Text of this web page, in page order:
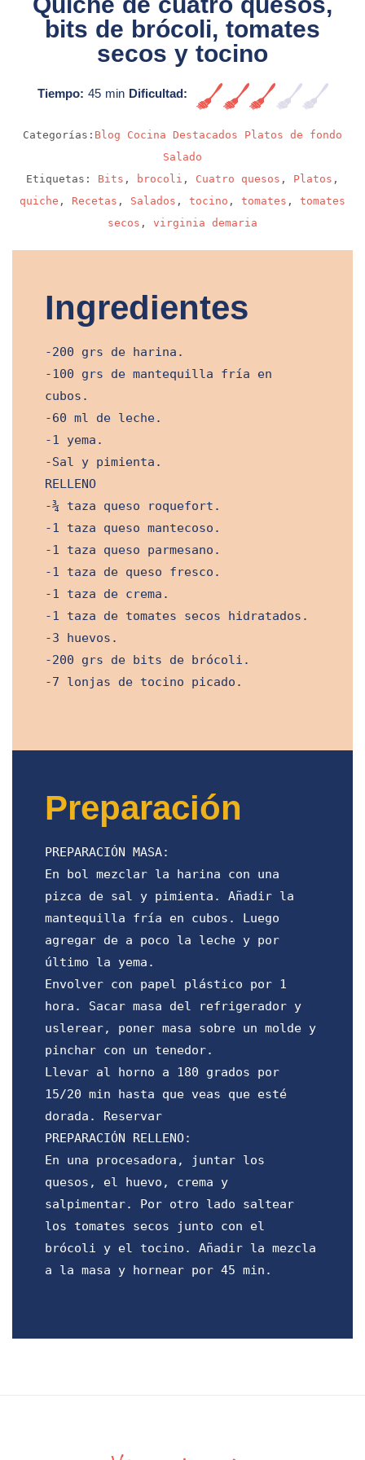
bits de brócoli, tomates
secos y tocino
Tiempo: 45 min Dificultad:
Categorías: Blog Cocina Destacados
Platos de fondo
Salado
Etiquetas: Bits , brocoli , Cuatro quesos , Platos ,
quiche , Recetas , Salados , tocino , tomates , tomates
secos , virginia demaria
Ingredientes
-200 grs de harina.
-100 grs de mantequilla fría en
cubos.
-60 ml de leche.
-1 yema.
-Sal y pimienta.
RELLENO
-¾ taza queso roquefort.
-1 taza queso mantecoso.
-1 taza queso parmesano.
-1 taza de queso fresco.
-1 taza de crema.
-1 taza de tomates secos hidratados.
-3 huevos.
-200 grs de bits de brócoli.
-7 lonjas de tocino picado.
Preparación
PREPARACIÓN MASA:
En bol mezclar la harina con una
pizca de sal y pimienta. Añadir la
mantequilla fría en cubos. Luego
agregar de a poco la leche y por
último la yema.
Envolver con papel plástico por 1
hora. Sacar masa del refrigerador y
uslerear, poner masa sobre un molde y
pinchar con un tenedor.
Llevar al horno a 180 grados por
15/20 min hasta que veas que esté
dorada. Reservar
PREPARACIÓN RELLENO:
En una procesadora, juntar los
quesos, el huevo, crema y
salpimentar. Por otro lado saltear
los tomates secos junto con el
brócoli y el tocino. Añadir la mezcla
a la masa y hornear por 45 min.